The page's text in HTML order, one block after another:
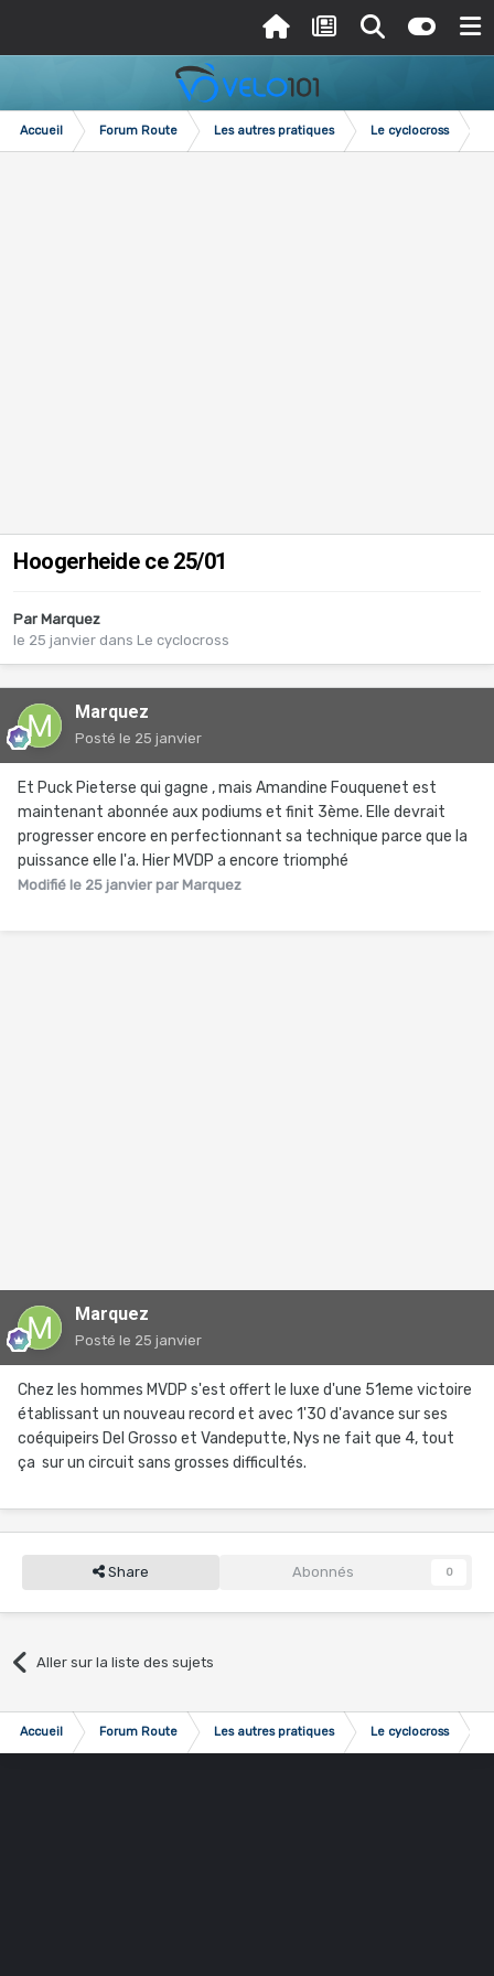
Accueil Forum Route Les autres pratiques Le cyclocross
Hoogerheide ce 25/01
Par Marquez
le 25 janvier dans Le cyclocross
Marquez
Posté le 25 janvier
Et Puck Pieterse qui gagne , mais Amandine Fouquenet est
maintenant abonnée aux podiums et finit 3ème. Elle devrait
progresser encore en perfectionnant sa technique parce que la
puissance elle l'a. Hier MVDP a encore triomphé
Modifié le 25 janvier par Marquez
Marquez
Posté le 25 janvier
Chez les hommes MVDP s'est offert le luxe d'une 51eme victoire
établissant un nouveau record et avec 1'30 d'avance sur ses
coéquipeirs Del Grosso et Vandeputte, Nys ne fait que 4, tout
ça sur un circuit sans grosses difficultés.
Share Abonnés 0
Aller sur la liste des sujets
Accueil Forum Route Les autres pratiques Le cyclocross